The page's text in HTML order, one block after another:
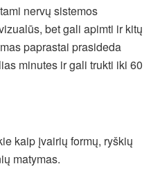
nervų sistemos
bet gali apimti ir kitų
paprastai prasideda
minutes ir gali trukti iki 60
kaip įvairių formų, ryškių
matymas.